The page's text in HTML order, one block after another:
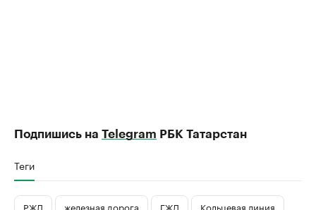
Подпишись на Telegram РБК Татарстан
Теги
РЖД железная дорога ГЖД
Кольцевая линия